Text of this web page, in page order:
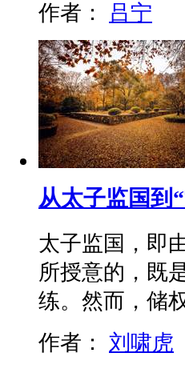
作者： 吕宁
从太子监国到
太子监国，即
所授意的，既
练。然而，储
作者： 刘啸虎